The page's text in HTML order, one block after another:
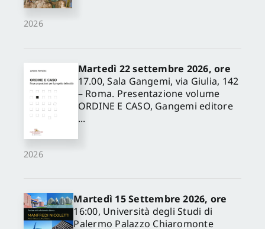
2026
2026
Martedì 22 settembre 2026, ore
17.00, Sala Gangemi, via Giulia, 142
– Roma. Presentazione volume
ORDINE E CASO, Gangemi editore
...
Martedì 15 Settembre 2026, ore
16:00, Università degli Studi di
Palermo Palazzo Chiaromonte